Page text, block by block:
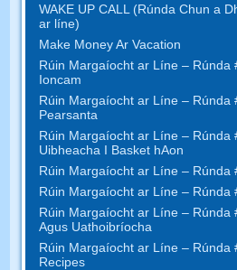
WAKE UP CALL (Rúnda Chun a
ar líne)
Make Money Ar Vacation
Rúin Margaíocht ar Líne – Rúnda
Ioncam
Rúin Margaíocht ar Líne – Rúnda
Pearsanta
Rúin Margaíocht ar Líne – Rúnda
Uibheacha I Basket hAon
Rúin Margaíocht ar Líne – Rúnda
Rúin Margaíocht ar Líne – Rúnda
Rúin Margaíocht ar Líne – Rúnda
Agus Uathoibríocha
Rúin Margaíocht ar Líne – Rúnda
Recipes